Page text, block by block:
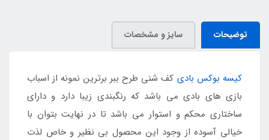
توضیحات سایز و مشخصات
کیسه بوکس بادی کف شنی طرح ببر برترین نمونه از اسباب
بازی های بادی می باشد که رنگبندی زیبا دارد و دارای
ساختاری محکم و استوار می باشد تا در نهایت بتوان با
خیالی آسوده از وجود این محصول بی نظیر و خاص لذت